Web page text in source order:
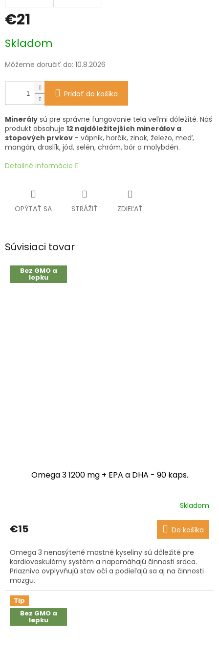
€21
cena:
Skladom
Môžeme doručiť do: 10.8.2026
Pridať do košíka
Minerály sú pre správne fungovanie tela veľmi dôležité. Náš
produkt obsahuje 12 najdôležitejších minerálov a
stopových prvkov - vápnik, horčík, zinok, železo, meď,
mangán, draslík, jód, selén, chróm, bór a molybdén.
Detailné informácie
OPÝTAŤ SA STRÁŽIŤ ZDIEĽAŤ
Súvisiaci tovar
Bez GMO a
lepku
Omega 3 1200 mg + EPA a DHA - 90 kaps.
produktu
je
z
5
hviezdičiek.
Skladom
€15 Do košíka
Omega 3 nenasýtené mastné kyseliny sú dôležité pre
kardiovaskulárny systém a napomáhajú činnosti srdca.
Priaznivo ovplyvňujú stav očí a podieľajú sa aj na činnosti
mozgu.
Tip
Bez GMO a
lepku